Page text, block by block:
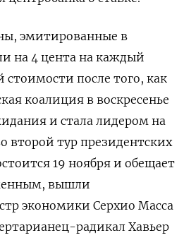
эмитированные в
на 4 цента на каждый
после того, как
коалиция в воскресенье
и стала лидером на
второй тур президентских
19 ноября и обещает
вышли
экономики Серхио Масса
радикал Хавьер